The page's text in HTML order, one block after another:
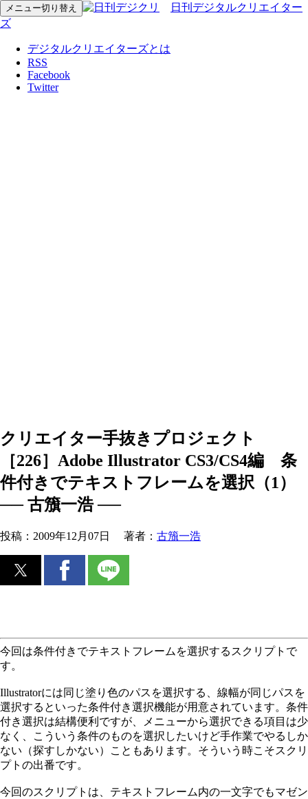
メニュー切り替え
日刊デジタルクリエイター
ズ
デジタルクリエイターズとは
RSS
Facebook
Twitter
クリエイター手抜きプロジェクト
［226］Adobe Illustrator CS3/CS4編 条
件付きでテキストフレームを選択（1）
── 古籏一浩 ──
投稿： 2009年12月07日 著者： 古籏一浩
今回は条件付きでテキストフレームを選択するスクリプトで
す。
Illustratorには同じ塗り色のパスを選択する、線幅が同じパスを
選択するといった条件付き選択機能が用意されています。条件
付き選択は結構便利ですが、メニューから選択できる項目は少
なく、こういう条件のものを選択したいけど手作業でやるしか
ない（探すしかない）こともあります。そういう時こそスクリ
プトの出番です。
今回のスクリプトは、テキストフレーム内の一文字でもマゼン